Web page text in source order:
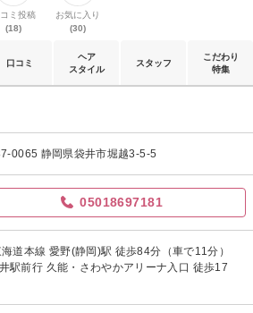
ミ投稿
(18)
お気に入り
(30)
口コミ
ヘア
スタイル
スタッフ
こだわり
特集
0065 静岡県袋井市堀越3-5-5
05018697181
道本線 愛野(静岡)駅 徒歩84分（車で11分）
井駅前行 久能・さわやかアリーナ入口 徒歩17